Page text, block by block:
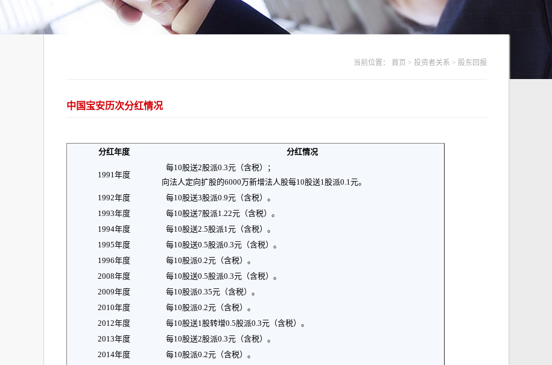
当前位置： 首页 > 投资者关系 > 股东回报
中国宝安历次分红情况
分红年度 分红情况
1991年度
每10股送2股派0.3元（含税）；
向法人定向扩股的6000万新增法人股每10股送1股派0.1元。
1992年度 每10股送3股派0.9元（含税）。
1993年度 每10股送7股派1.22元（含税）。
1994年度 每10股送2.5股派1元（含税）。
1995年度 每10股送0.5股派0.3元（含税）。
1996年度 每10股派0.2元（含税）。
2008年度 每10股送0.5股派0.3元（含税）。
2009年度 每10股派0.35元（含税）。
2010年度 每10股派0.2元（含税）。
2012年度 每10股送1股转增0.5股派0.3元（含税）。
2013年度 每10股送2股派0.3元（含税）。
2014年度 每10股派0.2元（含税）。